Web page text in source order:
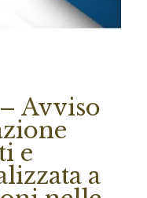
Avviso
e
a